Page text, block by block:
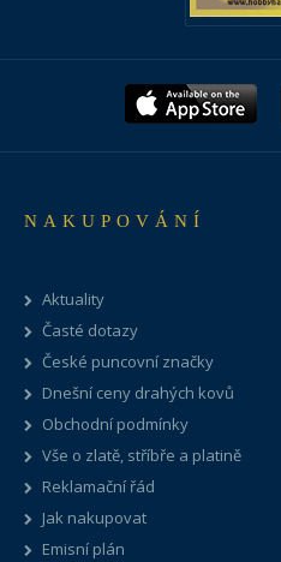
NAKUPOVÁNÍ
Aktuality
Časté dotazy
České puncovní značky
Dnešní ceny drahých kovů
Obchodní podmínky
Vše o zlatě, stříbře a platině
Reklamační řád
Jak nakupovat
Emisní plán